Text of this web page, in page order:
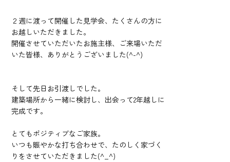
２週に渡って開催した見学会、たくさんの方に
お越しいただきました。
開催させていただいたお施主様、ご来場いただ
いた皆様、ありがとうございました(^-^)
そして先日お引渡しでした。
建築場所から一緒に検討し、出会って2年越しに
完成です。
とてもポジティブなご家族。
いつも賑やかな打ち合わせで、たのしく家づく
りをさせていただきました(^_^)